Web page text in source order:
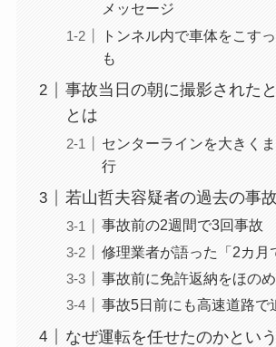
メッセージ
トンネル内で車体をこす
も
事故当日の朝に撮影された
とは
センターラインを大きく
行
若山哲夫容疑者の過去の事
事故前の2週間で3回事故
修理業者が語った「2カ月
事故前に免許返納をほの
事故5日前にも高速道路で
なぜ運転を任せたのかとい